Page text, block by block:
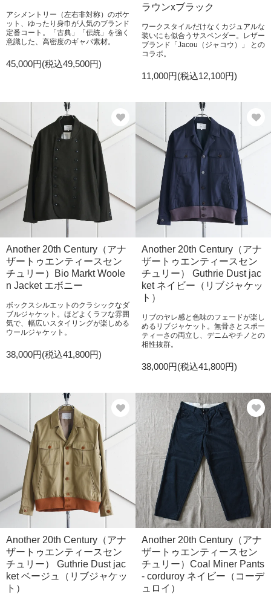
アシメントリー（左右非対称）のポケ
ット、ゆったり身巾が人気のブランド
定番コート。「古典」「伝統」を強く
意識した、高密度のギャバ素材。
45,000円(税込49,500円)
ラウンxブラック
ワークスタイルだけなくカジュアルな
装いにも似合うサスペンダー。レザー
ブランド「Jacou（ジャコウ）」 との
コラボ。
11,000円(税込12,100円)
Another 20th Century（アナ
ザートゥエンティースセン
チュリー）Bio Markt Woole
n Jacket エボニー
ボックスシルエットのクラシックなダ
ブルジャケット。ほどよくラフな雰囲
気で、幅広いスタイリングが楽しめる
ウールジャケット。
38,000円(税込41,800円)
Another 20th Century（アナ
ザートゥエンティースセン
チュリー） Guthrie Dust jac
ket ネイビー（リブジャケッ
ト）
リブのヤレ感と色味のフェードが楽し
めるリブジャケット。無骨さとスポー
ティーさの両立し、デニムやチノとの
相性抜群。
38,000円(税込41,800円)
Another 20th Century（アナ
ザートゥエンティースセン
チュリー） Guthrie Dust jac
ket ベージュ（リブジャケッ
ト）
Another 20th Century（アナ
ザートゥエンティースセン
チュリー）Coal Miner Pants
- corduroy ネイビー（コーデ
ュロイ）